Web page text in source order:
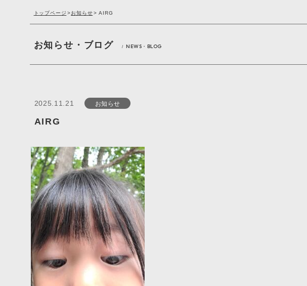
トップページ >お知らせ > AIRG
お知らせ・ブログ / NEWS・BLOG
2025.11.21 お知らせ
AIRG